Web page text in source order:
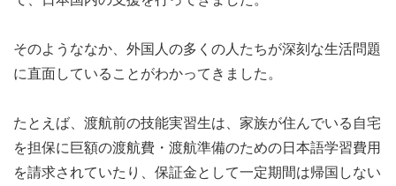
そのようななか、外国人の多くの人たちが深刻な生活問題
に直面していることがわかってきました。
たとえば、渡航前の技能実習生は、家族が住んでいる自宅
を担保に巨額の渡航費・渡航準備のための日本語学習費用
を請求されていたり、保証金として一定期間は帰国しない